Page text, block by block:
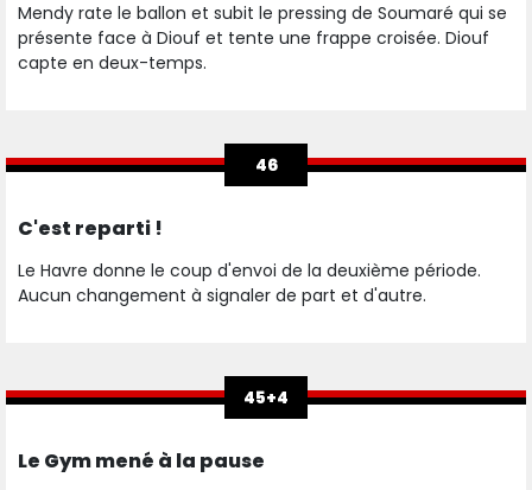
Mendy rate le ballon et subit le pressing de Soumaré qui se
présente face à Diouf et tente une frappe croisée. Diouf
capte en deux-temps.
46
C'est reparti !
Le Havre donne le coup d'envoi de la deuxième période.
Aucun changement à signaler de part et d'autre.
45+4
Le Gym mené à la pause